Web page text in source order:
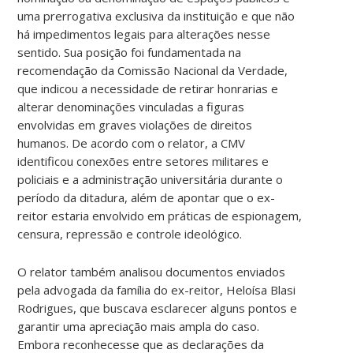
uma prerrogativa exclusiva da instituição e que não
há impedimentos legais para alterações nesse
sentido. Sua posição foi fundamentada na
recomendação da Comissão Nacional da Verdade,
que indicou a necessidade de retirar honrarias e
alterar denominações vinculadas a figuras
envolvidas em graves violações de direitos
humanos. De acordo com o relator, a CMV
identificou conexões entre setores militares e
policiais e a administração universitária durante o
período da ditadura, além de apontar que o ex-
reitor estaria envolvido em práticas de espionagem,
censura, repressão e controle ideológico.
O relator também analisou documentos enviados
pela advogada da família do ex-reitor, Heloísa Blasi
Rodrigues, que buscava esclarecer alguns pontos e
garantir uma apreciação mais ampla do caso.
Embora reconhecesse que as declarações da